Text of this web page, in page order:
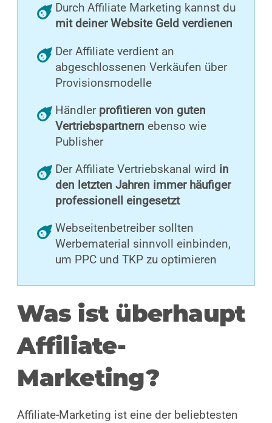
Durch Affiliate Marketing kannst du
mit deiner Website Geld verdienen
Der Affiliate verdient an
abgeschlossenen Verkäufen über
Provisionsmodelle
Händler profitieren von guten
Vertriebspartnern ebenso wie
Publisher
Der Affiliate Vertriebskanal wird in
den letzten Jahren immer häufiger
professionell eingesetzt
Webseitenbetreiber sollten
Werbematerial sinnvoll einbinden,
um PPC und TKP zu optimieren
Was ist überhaupt
Affiliate-
Marketing?
Affiliate-Marketing ist eine der beliebtesten